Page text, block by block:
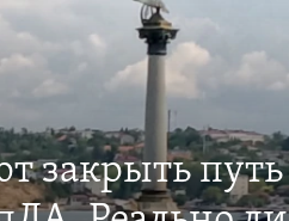
закрыть путь